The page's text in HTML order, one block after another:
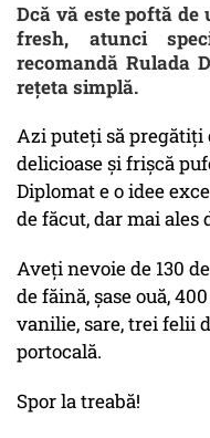
Dcă vă este poftă de
fresh, atunci
recomandă Rulada
rețeta simplă.
Azi puteți să pregătiți
delicioase și frișcă
Diplomat e o idee
de făcut, dar mai ales
Aveți nevoie de 130
de făină, șase ouă,
vanilie, sare, trei felii
portocală.
Spor la treabă!